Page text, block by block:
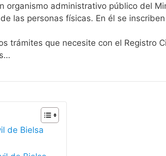
organismo administrativo público del
las personas físicas. En él se
trámites que necesite con el Registro
de Bielsa